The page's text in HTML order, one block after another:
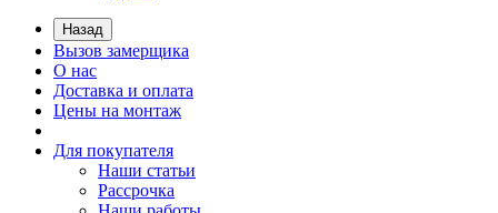
Назад
Вызов замерщика
О нас
Доставка и оплата
Цены на монтаж
Для покупателя
Наши статьи
Рассрочка